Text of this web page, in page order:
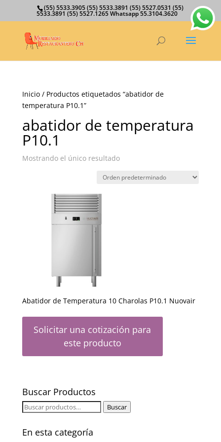
(55) 5533.3905 (55) 5533.3891 (55) 5527.0531 (55)
5533.3891 (55) 5527.1265 Whatsapp 55.3104.3620
Inicio/ Productos etiquetados “abatidor de
temperatura P10.1”
abatidor de temperatura
P10.1
Mostrando el único resultado
Abatidor de Temperatura 10 Charolas P10.1 Nuovair
Solicitar una cotización para
este producto
Buscar Productos
Buscar
Buscar
En esta categoría